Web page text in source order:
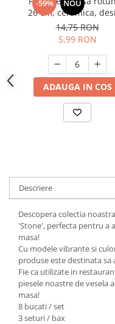
Suporturi si servetele
Tacamuri si seturi
Taietoare manuale
Termosuri si cani termos
Tigai si seturi
Vaze si boluri decorative
Vesela unica folosinta
Suporturi si accesorii de
Uscatoare de rufe
-59% NOU
26 cm, ceramica,
modern, rezistenta,
de curatat
14,75 RON
5,99 RON
ADAUGA IN COS
Descriere
Descopera colectia
'Stone', perfecta pentru a
masa!
Cu modele vibrante si
produse este destinata
Fie ca utilizate in
piesele noastre de vesela
masa!
8 bucati / set
3 seturi / bax